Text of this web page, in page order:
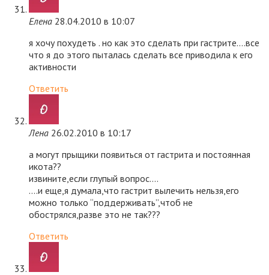
Елена 28.04.2010 в 10:07
я хочу похудеть . но как это сделать при гастрите….все
что я до этого пыталась сделать все приводила к его
активности
Ответить
Лена 26.02.2010 в 10:17
а могут прыщики появиться от гастрита и постоянная
икота??
извините,если глупый вопрос….
….и еще,я думала,что гастрит вылечить нельзя,его
можно только “поддерживать”,чтоб не
обострялся,разве это не так???
Ответить